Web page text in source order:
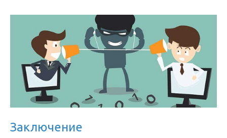
Заключение